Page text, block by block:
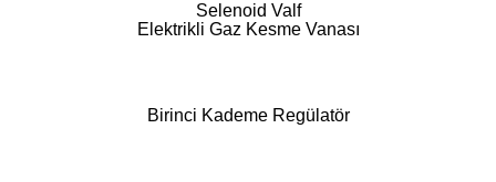
Selenoid Valf
Elektrikli Gaz Kesme Vanası
Birinci Kademe Regülatör